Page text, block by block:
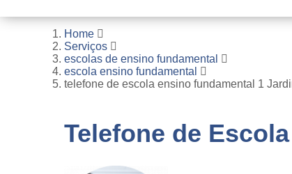
Home
Serviços
escolas de ensino fundamental
escola ensino fundamental
telefone de escola ensino fundamental 1
Telefone de